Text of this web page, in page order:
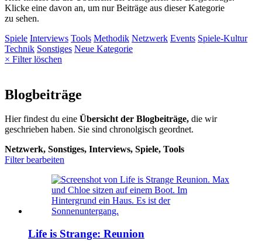
Klicke eine davon an, um nur Beiträge aus dieser Kategorie
zu sehen.
Spiele Interviews Tools Methodik Netzwerk Events Spiele-Kultur
Technik Sonstiges Neue Kategorie
× Filter löschen
Blogbeiträge
Hier findest du eine Übersicht der Blogbeiträge, die wir
geschrieben haben. Sie sind chronolgisch geordnet.
Netzwerk, Sonstiges, Interviews, Spiele, Tools
Filter bearbeiten
Life is Strange: Reunion